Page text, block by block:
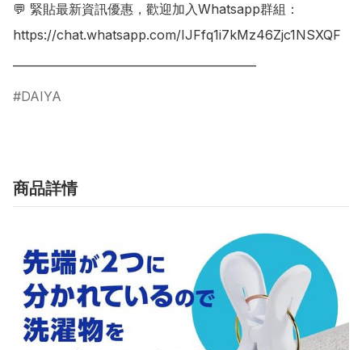
💬 緊貼最新資訊優惠，歡迎加入Whatsapp群組：
https://chat.whatsapp.com/IJFfq1i7kMz46Zjc1NSXQF
DAIYA
商品詳情